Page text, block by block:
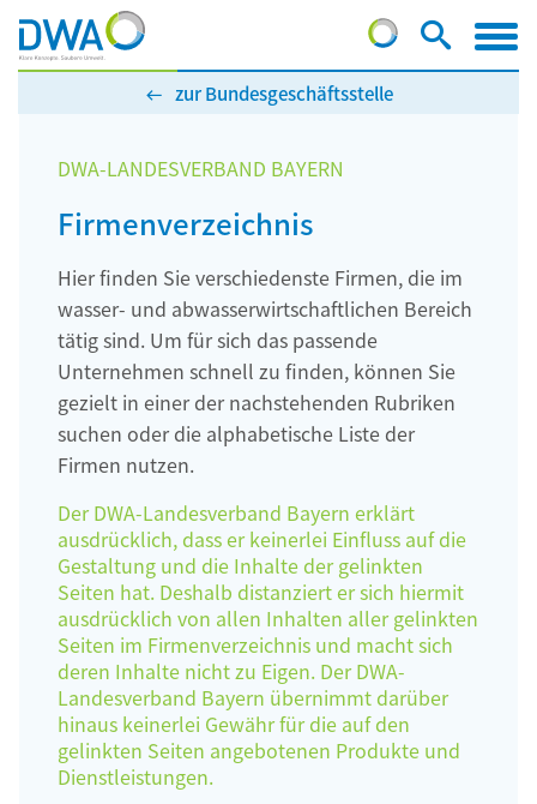
zur Bundesgeschäftsstelle
DWA-LANDESVERBAND BAYERN
Firmenverzeichnis
Hier finden Sie verschiedenste Firmen, die im
wasser- und abwasserwirtschaftlichen Bereich
tätig sind. Um für sich das passende
Unternehmen schnell zu finden, können Sie
gezielt in einer der nachstehenden Rubriken
suchen oder die alphabetische Liste der
Firmen nutzen.
Der DWA-Landesverband Bayern erklärt
ausdrücklich, dass er keinerlei Einfluss auf die
Gestaltung und die Inhalte der gelinkten
Seiten hat. Deshalb distanziert er sich hiermit
ausdrücklich von allen Inhalten aller gelinkten
Seiten im Firmenverzeichnis und macht sich
deren Inhalte nicht zu Eigen. Der DWA-
Landesverband Bayern übernimmt darüber
hinaus keinerlei Gewähr für die auf den
gelinkten Seiten angebotenen Produkte und
Dienstleistungen.